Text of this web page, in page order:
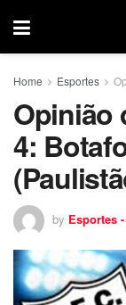
Home Esportes
Opinião
4:
by Esportes